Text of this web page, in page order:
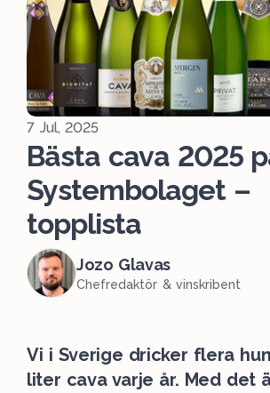
7 Jul, 2025
Bästa cava 2025
Systembolaget –
topplista
Jozo Glavas
Chefredaktör & vinskribent
Vi i Sverige dricker flera
liter cava varje år. Med det